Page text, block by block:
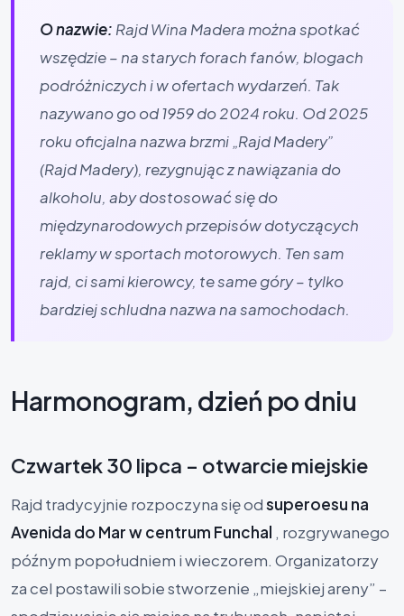
O nazwie: Rajd Wina Madera można spotkać
wszędzie – na starych forach fanów, blogach
podróżniczych i w ofertach wydarzeń. Tak
nazywano go od 1959 do 2024 roku. Od 2025
roku oficjalna nazwa brzmi „Rajd Madery”
(Rajd Madery), rezygnując z nawiązania do
alkoholu, aby dostosować się do
międzynarodowych przepisów dotyczących
reklamy w sportach motorowych. Ten sam
rajd, ci sami kierowcy, te same góry – tylko
bardziej schludna nazwa na samochodach.
Harmonogram, dzień po dniu
Czwartek 30 lipca – otwarcie miejskie
Rajd tradycyjnie rozpoczyna się odsuperoesu na
Avenida do Mar w centrum Funchal , rozgrywanego
późnym popołudniem i wieczorem. Organizatorzy
za cel postawili sobie stworzenie „miejskiej areny” –